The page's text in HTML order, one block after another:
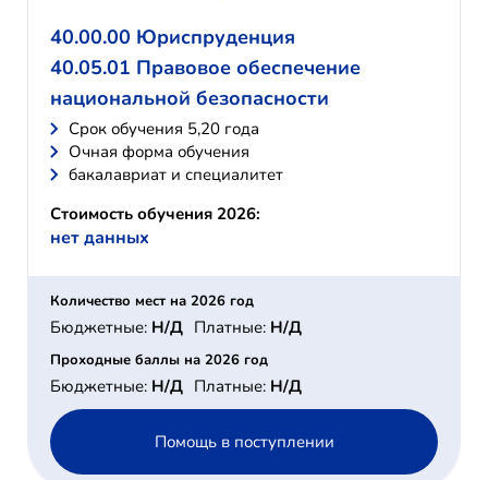
40.00.00 Юриспруденция
40.05.01 Правовое обеспечение
национальной безопасности
Cрок обучения 5,20 года
Очная форма обучения
бакалавриат и специалитет
Стоимость обучения 2026:
нет данных
Количество мест на 2026 год
Бюджетные: Н/Д Платные: Н/Д
Проходные баллы на 2026 год
Бюджетные: Н/Д Платные: Н/Д
Помощь в поступлении